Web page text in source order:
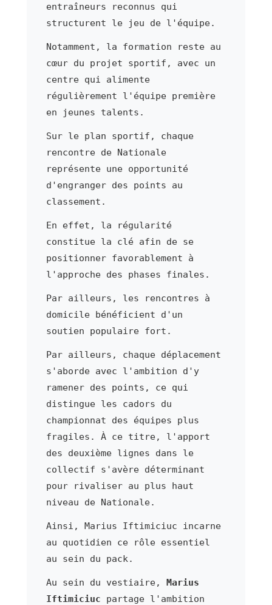
entraîneurs reconnus qui
structurent le jeu de l'équipe.
Notamment, la formation reste au
cœur du projet sportif, avec un
centre qui alimente
régulièrement l'équipe première
en jeunes talents.
Sur le plan sportif, chaque
rencontre de Nationale
représente une opportunité
d'engranger des points au
classement.
En effet, la régularité
constitue la clé afin de se
positionner favorablement à
l'approche des phases finales.
Par ailleurs, les rencontres à
domicile bénéficient d'un
soutien populaire fort.
Par ailleurs, chaque déplacement
s'aborde avec l'ambition d'y
ramener des points, ce qui
distingue les cadors du
championnat des équipes plus
fragiles. À ce titre, l'apport
des deuxième lignes dans le
collectif s'avère déterminant
pour rivaliser au plus haut
niveau de Nationale.
Ainsi, Marius Iftimiciuc incarne
au quotidien ce rôle essentiel
au sein du pack.
Au sein du vestiaire, Marius
Iftimiciuc partage l'ambition